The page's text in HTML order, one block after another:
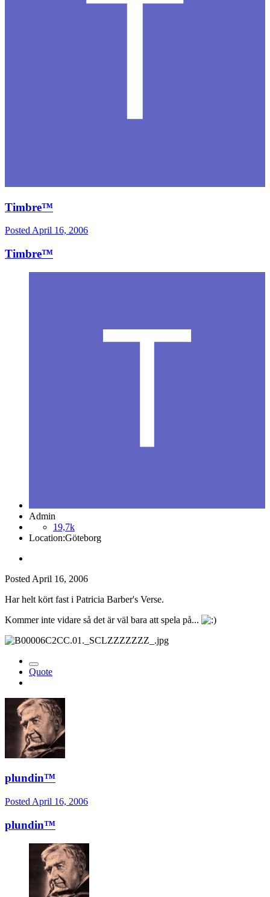
Timbre™
Posted April 16, 2006
Timbre™
Admin
19,7k
Location:Göteborg
Posted April 16, 2006
Har helt kört fast i Patricia Barber's Verse.
Kommer inte vidare så det är väl bara att spela på...
Quote
plundin™
Posted April 16, 2006
plundin™